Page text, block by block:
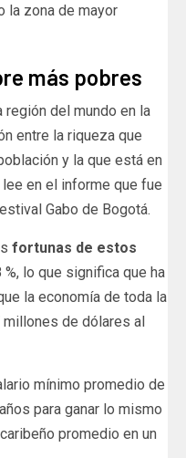
la zona de mayor
más pobres
región del mundo en la
entre la riqueza que
y la que está en
en el informe que fue
Gabo de Bogotá.
fortunas de estos
lo que significa que ha
la economía de toda la
millones de dólares al
mínimo promedio de
para ganar lo mismo
promedio en un